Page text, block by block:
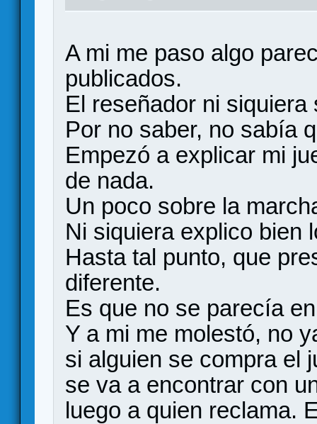
A mi me paso algo
publicados.
El reseñador ni
Por no saber, no sabía
Empezó a explicar mi
de nada.
Un poco sobre la
Ni siquiera explico bien
Hasta tal punto, que
diferente.
Es que no se parecía
Y a mi me molestó, no
si alguien se compra el
se va a encontrar con
luego a quien reclama.